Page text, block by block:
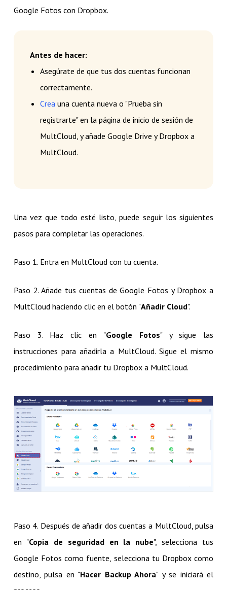
Google Fotos con Dropbox.
Antes de hacer:
Asegúrate de que tus dos cuentas funcionan
correctamente.
Creauna cuenta nueva o "Prueba sin
registrarte" en la página de inicio de sesión de
MultCloud, y añade Google Drive y Dropbox a
MultCloud.
Una vez que todo esté listo, puede seguir los siguientes
pasos para completar las operaciones.
Paso 1. Entra en MultCloud con tu cuenta.
Paso 2. Añade tus cuentas de Google Fotos y Dropbox a
MultCloud haciendo clic en el botón "Añadir Cloud".
Paso 3. Haz clic en "Google Fotos" y sigue las
instrucciones para añadirla a MultCloud. Sigue el mismo
procedimiento para añadir tu Dropbox a MultCloud.
Paso 4. Después de añadir dos cuentas a MultCloud, pulsa
en "Copia de seguridad en la nube", selecciona tus
Google Fotos como fuente, selecciona tu Dropbox como
destino, pulsa en "Hacer Backup Ahora" y se iniciará el